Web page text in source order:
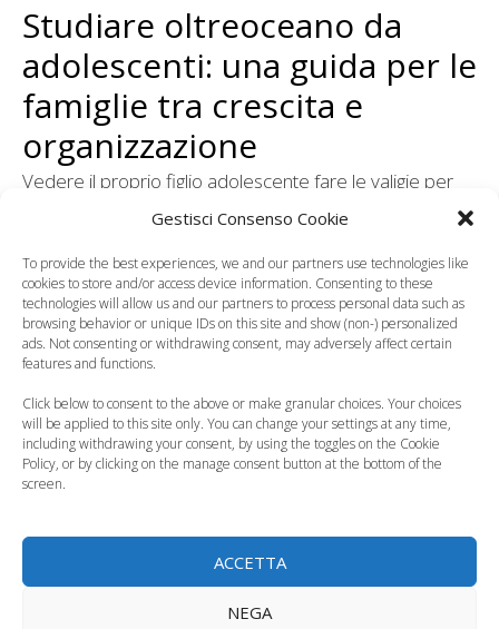
Gestisci Consenso Cookie
To provide the best experiences, we and our partners use technologies like
cookies to store and/or access device information. Consenting to these
technologies will allow us and our partners to process personal data such as
browsing behavior or unique IDs on this site and show (non-) personalized
ads. Not consenting or withdrawing consent, may adversely affect certain
features and functions.
Click below to consent to the above or make granular choices. Your choices
will be applied to this site only. You can change your settings at any time,
including withdrawing your consent, by using the toggles on the Cookie
Policy, or by clicking on the manage consent button at the bottom of the
screen.
ACCETTA
NEGA
Studiare oltreoceano da
adolescenti: una guida per le
famiglie tra crescita e
organizzazione
Vedere il proprio figlio adolescente fare le valigie per
trasferirsi dall’altra parte del mondo è un’esperienza
Categorie
Curiosità, News, ecc.